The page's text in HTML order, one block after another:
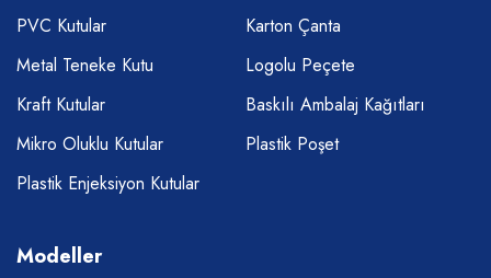
PVC Kutular
Metal Teneke Kutu
Kraft Kutular
Mikro Oluklu Kutular
Plastik Enjeksiyon Kutular
Karton Çanta
Logolu Peçete
Baskılı Ambalaj Kağıtları
Plastik Poşet
Modeller